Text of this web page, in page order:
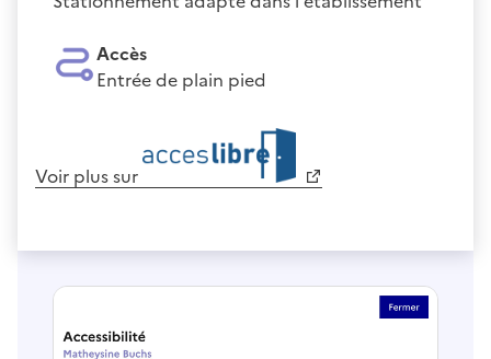
Accès
Entrée de plain pied
Voir plus sur